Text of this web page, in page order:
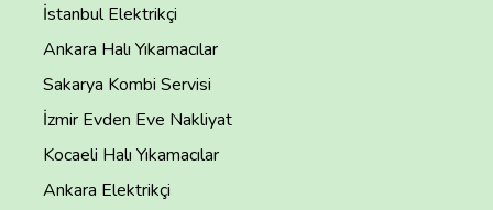
İstanbul Elektrikçi
Ankara Halı Yıkamacılar
Sakarya Kombi Servisi
İzmir Evden Eve Nakliyat
Kocaeli Halı Yıkamacılar
Ankara Elektrikçi